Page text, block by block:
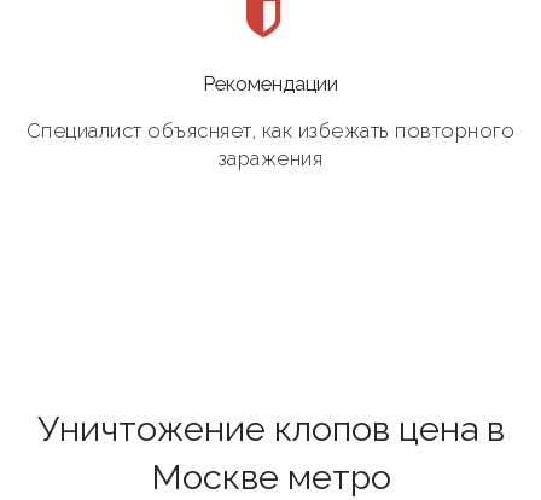
Рекомендации
Специалист объясняет, как избежать повторного
заражения
Уничтожение клопов цена в
Москве метро